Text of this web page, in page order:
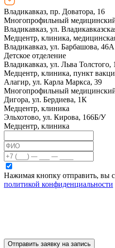
Владикавказ, пр. Доватора, 16
Многопрофильный
Владикавказ, ул.
Медцентр, клиника,
Владикавказ, ул. Барбашова, 46А
Детское отделение
Владикавказ, ул. Льва Толстого,
Медцентр, клиника, пункт
Алагир, ул. Карла Маркса, 39
Многопрофильный
Дигора, ул. Бердиева, 1К
Медцентр, клиника
Эльхотово, ул. Кирова, 166Б/У
Медцентр, клиника
Нажимая кнопку отправить, вы
политикой конфиденциальности
Отправить заявку на запись